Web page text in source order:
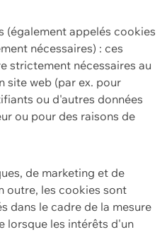
(également appelés cookies
nécessaires) : ces
strictement nécessaires au
site web (par ex. pour
ou d'autres données
ou pour des raisons de
de marketing et de
outre, les cookies sont
dans le cadre de la mesure
lorsque les intérêts d'un